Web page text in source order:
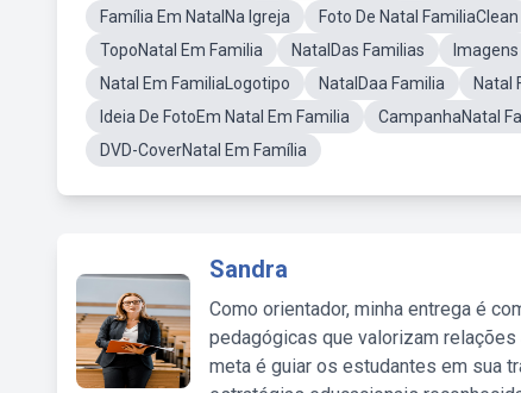
Família Em NatalNa Igreja
Foto De Natal FamiliaClean
TopoNatal Em Familia
NatalDas Familias
Natal Em FamiliaLogotipo
NatalDaa Familia Natal
Ideia De FotoEm Natal Em Familia
CampanhaNatal
DVD-CoverNatal Em Família
Sandra
Como orientador, minha entrega é
pedagógicas que valorizam
meta é guiar os estudantes em sua